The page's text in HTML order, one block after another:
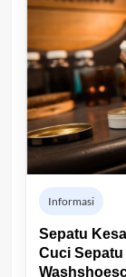
Informasi
Sepatu
Cuci